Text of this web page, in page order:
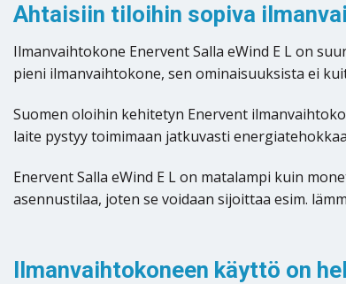
Ahtaisiin tiloihin sopiva
Ilmanvaihtokone Enervent Salla eWind E L on
pieni ilmanvaihtokone, sen ominaisuuksista ei
Suomen oloihin kehitetyn Enervent
laite pystyy toimimaan jatkuvasti
Enervent Salla eWind E L on matalampi kuin
asennustilaa, joten se voidaan sijoittaa esim.
Ilmanvaihtokoneen käyttö on